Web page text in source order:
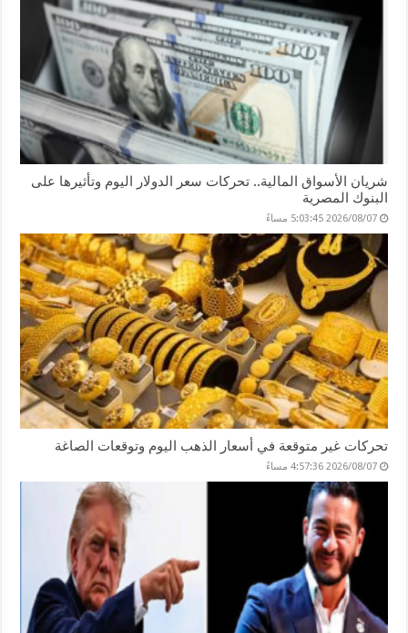
شريان الأسواق المالية.. تحركات سعر الدولار اليوم وتأثيرها على
البنوك المصرية
2026/08/07 5:03:45 مساءً
تحركات غير متوقعة في أسعار الذهب اليوم وتوقعات الصاغة
2026/08/07 4:57:36 مساءً